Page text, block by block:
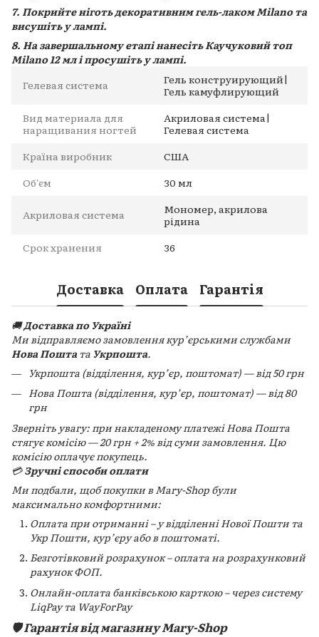
7. Покрийте ніготь декоративним гель-лаком Milano та
висушіть у лампі.
8. На завершальному етапі нанесіть Каучуковий топ
Milano 12 мл і просушіть у лампі.
Гелевая система
Гель конструирующий|
Гель камуфлирующий
Вид материала для
наращивания ногтей
Акриловая система|
Гелевая система
Країна виробник
США
Об'єм
30 мл
Акриловая система
Мономер, акрилова
рідина
Срок хранения
36
Доставка Оплата Гарантія
🚚Доставка по Україні
Ми відправляємо замовлення кур’єрськими службами
Нова Пошта та Укрпошта.
Укрпошта (відділення, кур’єр, поштомат) — від 50 грн
Нова Пошта (відділення, кур’єр, поштомат) — від 80
грн
Зверніть увагу: при накладеному платежі Нова Пошта
стягує комісію — 20 грн + 2% від суми замовлення. Цю
комісію оплачує покупець.
💳Зручні способи оплати
Ми подбали, щоб покупки в Mary-Shop були
максимально комфортними:
Оплата при отриманні – у відділенні Нової Пошти та
Укр Пошти, кур’єру або в поштоматі.
Безготівковий розрахунок – оплата на розрахунковий
рахунок ФОП.
Онлайн-оплата банківською карткою – через систему
LiqPay та WayForPay
🛡️ Гарантія від магазину Mary-Shop